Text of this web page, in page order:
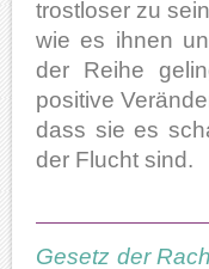
trostloser zu
wie es ihnen
der Reihe
positive
dass sie es
der Flucht sind.
Gesetz der